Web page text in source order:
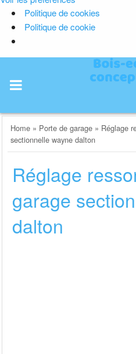
Politique de cookies
Politique de cookie
content
Home » Porte de garage » Réglage
sectionnelle wayne dalton
Réglage
garage
dalton